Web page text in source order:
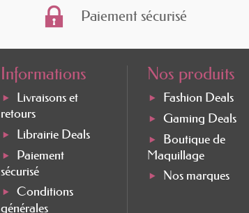
Paiement sécurisé
Informations
Livraisons et
retours
Librairie Deals
Paiement
sécurisé
Conditions
générales
Nos produits
Fashion Deals
Gaming Deals
Boutique de
Maquillage
Nos marques